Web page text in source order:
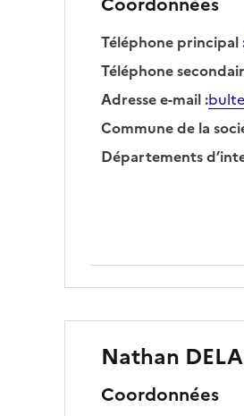
Téléphone principal
Téléphone
Adresse e-mail:
Commune de la
Départements
Nathan
Coordonnées